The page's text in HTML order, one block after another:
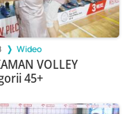
Wideo
VOLLEY
45+